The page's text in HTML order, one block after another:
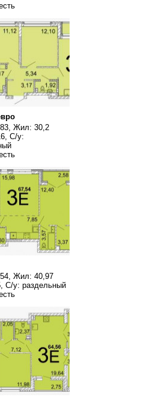
Жил: 30,2
С/у:
Жил: 40,97
С/у: раздельный